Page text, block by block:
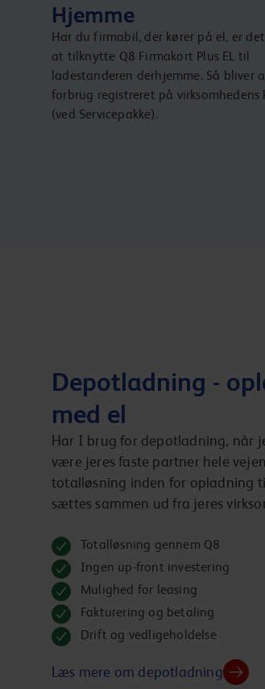
Hjemme
Har du firmabil, der kører på el, er
at tilknytte Q8 Firmakort Plus EL til
ladestanderen derhjemme. Så bliver
forbrug registreret på virksomhedens
(ved Servicepakke).
Depotladning -
med el
Har I brug for depotladning, når
være jeres faste partner hele
totalløsning inden for opladning
sættes sammen ud fra jeres
Totalløsning gennem Q8
Ingen up-front investering
Mulighed for leasing
Fakturering og betaling
Drift og vedligeholdelse
Læs mere om depotladning